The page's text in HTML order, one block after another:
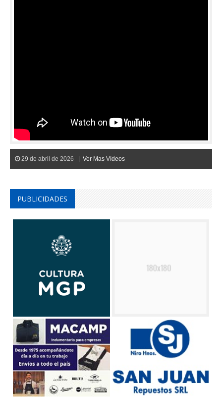
29 de abril de 2026 | Ver Mas Vídeos
PUBLICIDADES